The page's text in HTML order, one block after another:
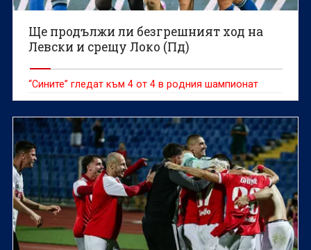
Ще продължи ли безгрешният ход на
Левски и срещу Локо (Пд)
“Сините” гледат към 4 от 4 в родния шампионат